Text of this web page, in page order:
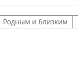
Родным и близким